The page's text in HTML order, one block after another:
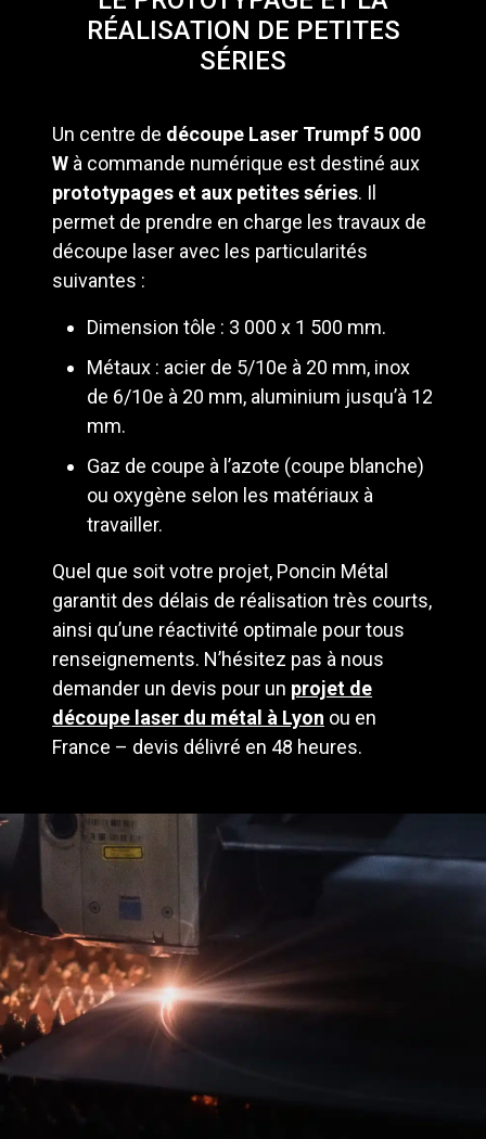
RÉALISATION DE PETITES
SÉRIES
Un centre de découpe Laser Trumpf 5 000
W à commande numérique est destiné aux
prototypages et aux petites séries. Il
permet de prendre en charge les travaux de
découpe laser avec les particularités
suivantes :
Dimension tôle : 3 000 x 1 500 mm.
Métaux : acier de 5/10e à 20 mm, inox
de 6/10e à 20 mm, aluminium jusqu’à 12
mm.
Gaz de coupe à l’azote (coupe blanche)
ou oxygène selon les matériaux à
travailler.
Quel que soit votre projet, Poncin Métal
garantit des délais de réalisation très courts,
ainsi qu’une réactivité optimale pour tous
renseignements. N’hésitez pas à nous
demander un devis pour un projet de
découpe laser du métal à Lyon ou en
France – devis délivré en 48 heures.